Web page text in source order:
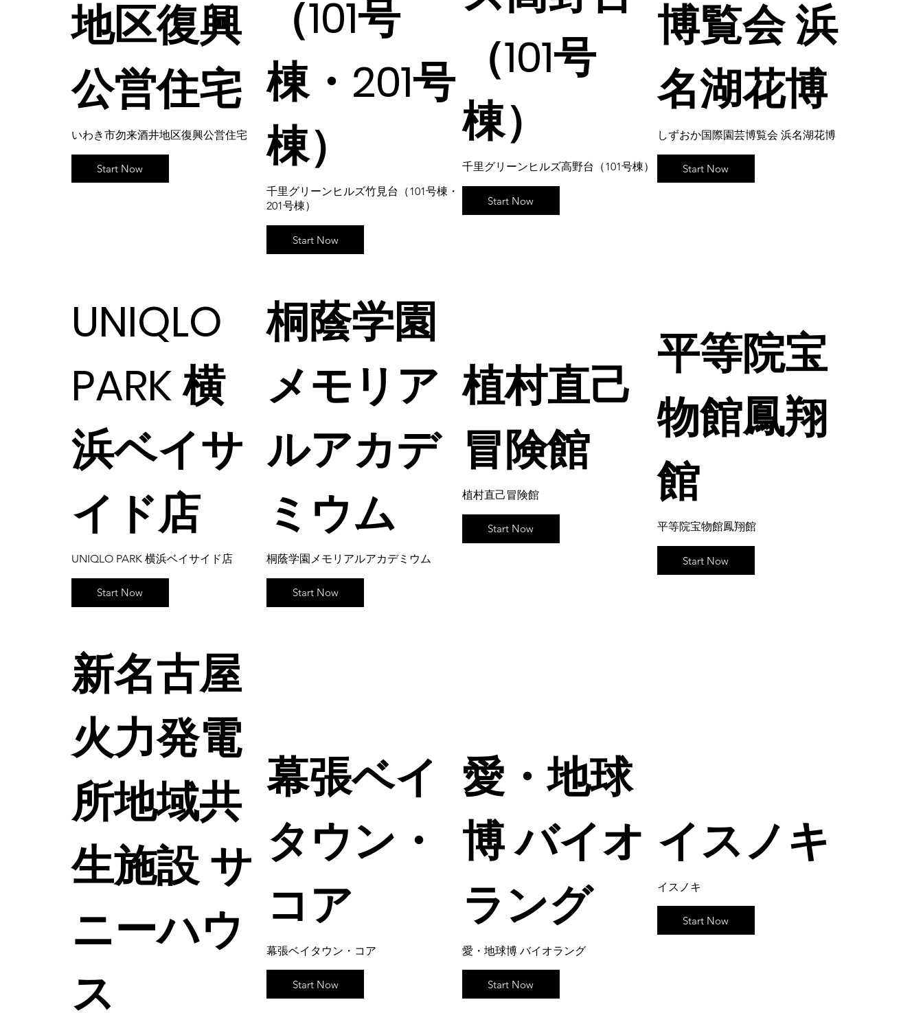
地区復興
公営住宅
いわき市勿来酒井地区復興公営住宅
Start Now
（101号
棟・201号
棟）
千里グリーンヒルズ竹見台（101号棟・
201号棟）
Start Now
（101号
棟）
千里グリーンヒルズ高野台（101号棟）
Start Now
博覧会 浜
名湖花博
しずおか国際園芸博覧会 浜名湖花博
Start Now
UNIQLO
PARK 横
浜ベイサ
イド店
UNIQLO PARK 横浜ベイサイド店
Start Now
桐蔭学園
メモリア
ルアカデ
ミウム
桐蔭学園メモリアルアカデミウム
Start Now
植村直己
冒険館
植村直己冒険館
Start Now
平等院宝
物館鳳翔
館
平等院宝物館鳳翔館
Start Now
新名古屋
火力発電
所地域共
生施設 サ
ニーハウ
ス
幕張ベイ
タウン・
コア
幕張ベイタウン・コア
Start Now
愛・地球
博 バイオ
ラング
愛・地球博 バイオラング
Start Now
イスノキ
イスノキ
Start Now